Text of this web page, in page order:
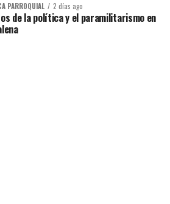
PARROQUIAL 2 días ago
de la política y el paramilitarismo en